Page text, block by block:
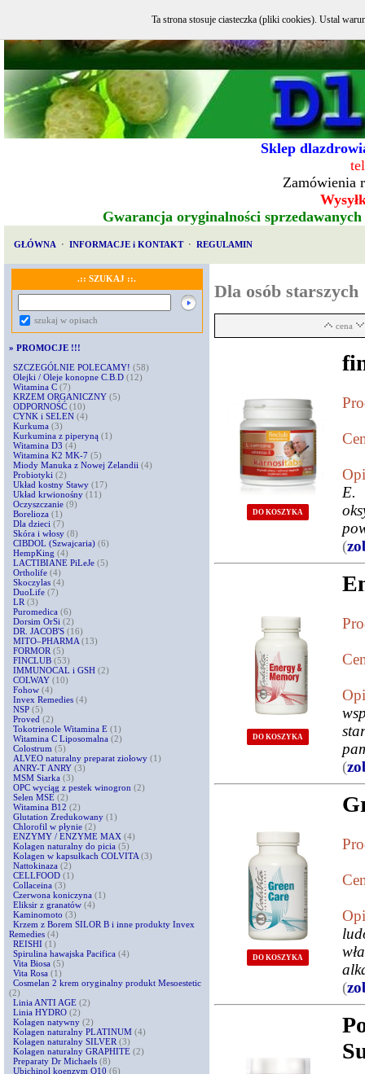
Sklep
Zamówienia
Gwarancja oryginalności
GŁÓWNA · INFORMACJE i KONTAKT · REGULAMIN
.:: SZUKAJ ::.
szukaj w opisach
» PROMOCJE !!!
SZCZEGÓLNIE POLECAMY! (58)
Olejki / Oleje konopne C.B.D (12)
Witamina C (7)
KRZEM ORGANICZNY (5)
ODPORNOŚĆ (10)
CYNK i SELEN (4)
Kurkuma (3)
Kurkumina z piperyną (1)
Witamina D3 (4)
Witamina K2 MK-7 (5)
Miody Manuka z Nowej Zelandii (4)
Probiotyki (2)
Układ kostny Stawy (17)
Układ krwionośny (11)
Oczyszczanie (9)
Borelioza (1)
Dla dzieci (7)
Skóra i włosy (8)
CIBDOL (Szwajcaria) (6)
HempKing (4)
LACTIBIANE PiLeJe (5)
Ortholife (4)
Skoczylas (4)
DuoLife (7)
LR (3)
Puromedica (6)
Dorsim OrSi (2)
DR. JACOB'S (16)
MITO–PHARMA (13)
FORMOR (5)
FINCLUB (53)
IMMUNOCAL i GSH (2)
COLWAY (10)
Fohow (4)
Invex Remedies (4)
NSP (5)
Proved (2)
Tokotrienole Witamina E (1)
Witamina C Liposomalna (2)
Colostrum (5)
ALVEO naturalny preparat ziołowy (1)
ANRY-T ANRY (3)
MSM Siarka (3)
OPC wyciąg z pestek winogron (2)
Selen MSE (2)
Witamina B12 (2)
Glutation Zredukowany (1)
Chlorofil w płynie (2)
ENZYMY / ENZYME MAX (4)
Kolagen naturalny do picia (5)
Kolagen w kapsułkach COLVITA (3)
Nattokinaza (2)
CELLFOOD (1)
Collaceina (3)
Czerwona koniczyna (1)
Eliksir z granatów (4)
Kaminomoto (3)
Krzem z Borem SILOR B i inne produkty Invex
Remedies (4)
REISHI (1)
Spirulina hawajska Pacifica (4)
Vita Biosa (5)
Vita Rosa (1)
Cosmelan 2 krem oryginalny produkt Mesoestetic
(2)
Linia ANTI AGE (2)
Linia HYDRO (2)
Kolagen natywny (2)
Kolagen naturalny PLATINUM (4)
Kolagen naturalny SILVER (3)
Kolagen naturalny GRAPHITE (2)
Preparaty Dr Michaels (8)
Ubichinol koenzym Q10 (6)
Dla osób starszych
cena
DO KOSZYKA
E.
(
DO KOSZYKA
(
DO KOSZYKA
(
Ta strona stosuje ciasteczka (pliki cookies). Ustal